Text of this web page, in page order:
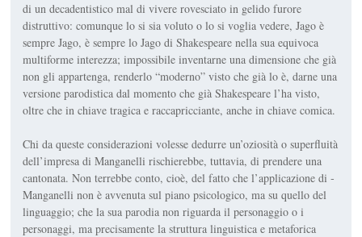
di un decadentistico mal di vivere rovesciato in gelido furore
distruttivo: comunque lo si sia voluto o lo si voglia vedere, Jago è
sempre Jago, è sempre lo Jago di Shakespeare nella sua equivoca
multiforme interezza; impossibile inventarne una di­mensione che già
non gli ap­partenga, renderlo “moderno” visto che già lo è, darne una
versione parodistica dal mo­mento che già Shakespeare l’ha visto,
oltre che in chiave tragica e raccapricciante, anche in chiave comica.
Chi da queste considerazioni volesse dedurre un’oziosità o superfluità
dell’impresa di Manganelli rischierebbe, tutta­via, di prendere una
cantonata. Non terrebbe conto, cioè, del fatto che l’applicazione di ­
Manganelli non è avvenuta sul piano psicologico, ma su quello del
linguaggio; che la sua parodia non riguarda il personaggio o i
personaggi, ma precisamente la struttura linguistica e metaforica